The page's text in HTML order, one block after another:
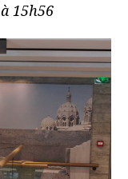
15h56